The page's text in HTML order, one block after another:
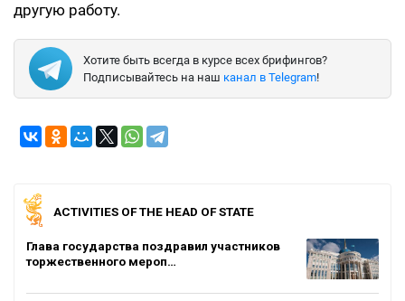
другую работу.
Хотите быть всегда в курсе всех брифингов?
Подписывайтесь на наш канал в Telegram!
ACTIVITIES OF THE HEAD OF STATE
Глава государства поздравил участников
торжественного мероп…